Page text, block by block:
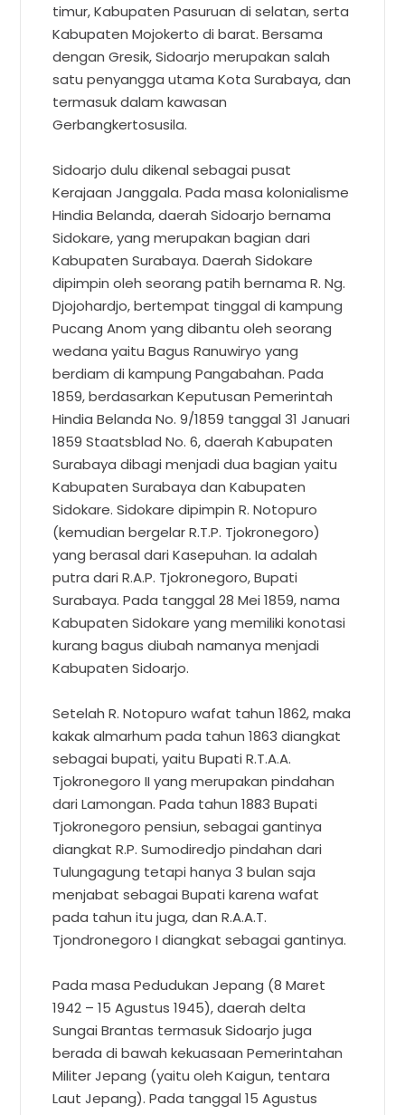
timur, Kabupaten Pasuruan di selatan, serta
Kabupaten Mojokerto di barat. Bersama
dengan Gresik, Sidoarjo merupakan salah
satu penyangga utama Kota Surabaya, dan
termasuk dalam kawasan
Gerbangkertosusila.
Sidoarjo dulu dikenal sebagai pusat
Kerajaan Janggala. Pada masa kolonialisme
Hindia Belanda, daerah Sidoarjo bernama
Sidokare, yang merupakan bagian dari
Kabupaten Surabaya. Daerah Sidokare
dipimpin oleh seorang patih bernama R. Ng.
Djojohardjo, bertempat tinggal di kampung
Pucang Anom yang dibantu oleh seorang
wedana yaitu Bagus Ranuwiryo yang
berdiam di kampung Pangabahan. Pada
1859, berdasarkan Keputusan Pemerintah
Hindia Belanda No. 9/1859 tanggal 31 Januari
1859 Staatsblad No. 6, daerah Kabupaten
Surabaya dibagi menjadi dua bagian yaitu
Kabupaten Surabaya dan Kabupaten
Sidokare. Sidokare dipimpin R. Notopuro
(kemudian bergelar R.T.P. Tjokronegoro)
yang berasal dari Kasepuhan. Ia adalah
putra dari R.A.P. Tjokronegoro, Bupati
Surabaya. Pada tanggal 28 Mei 1859, nama
Kabupaten Sidokare yang memiliki konotasi
kurang bagus diubah namanya menjadi
Kabupaten Sidoarjo.
Setelah R. Notopuro wafat tahun 1862, maka
kakak almarhum pada tahun 1863 diangkat
sebagai bupati, yaitu Bupati R.T.A.A.
Tjokronegoro II yang merupakan pindahan
dari Lamongan. Pada tahun 1883 Bupati
Tjokronegoro pensiun, sebagai gantinya
diangkat R.P. Sumodiredjo pindahan dari
Tulungagung tetapi hanya 3 bulan saja
menjabat sebagai Bupati karena wafat
pada tahun itu juga, dan R.A.A.T.
Tjondronegoro I diangkat sebagai gantinya.
Pada masa Pedudukan Jepang (8 Maret
1942 – 15 Agustus 1945), daerah delta
Sungai Brantas termasuk Sidoarjo juga
berada di bawah kekuasaan Pemerintahan
Militer Jepang (yaitu oleh Kaigun, tentara
Laut Jepang). Pada tanggal 15 Agustus